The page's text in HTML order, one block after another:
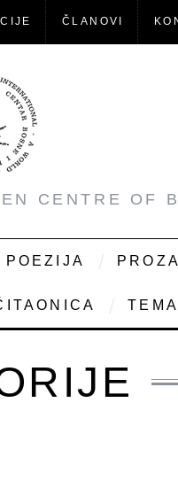
ČLANOVI
CENTRE OF
POEZIJA PROZA